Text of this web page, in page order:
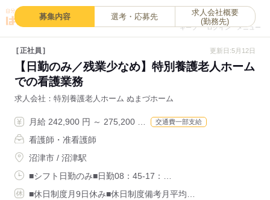
キープ
0
ログイン メニュー
募集内容 選考・応募先
求人会社概要
(勤務先)
正社員 更新日:5月12日
【日勤のみ／残業少なめ】特別養護老人ホーム
での看護業務
求人会社 特別養護老人ホーム ぬまづホーム
月給 242,900 円 ～ 275,200 … 交通費一部支給
看護師・准看護師
沼津市 / 沼津駅
■シフト日勤のみ■日勤08：45-17：…
■休日制度月9日休み■休日制度備考月平均…